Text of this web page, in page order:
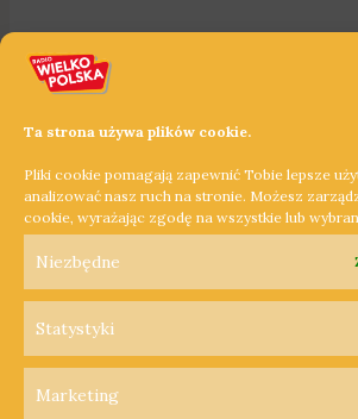
Ta strona używa plików cookie.
Pliki cookie pomagają zapewnić Tobie lepsze
analizować nasz ruch na stronie. Możesz
cookie, wyrażając zgodę na wszystkie lub
Niezbędne
Statystyki
Marketing